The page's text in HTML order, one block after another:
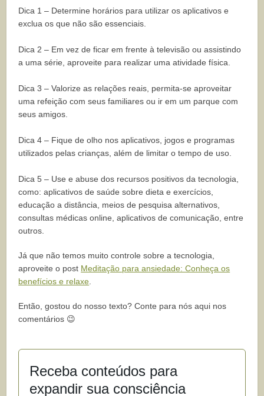
Dica 1 – Determine horários para utilizar os aplicativos e
exclua os que não são essenciais.
Dica 2 – Em vez de ficar em frente à televisão ou assistindo
a uma série, aproveite para realizar uma atividade física.
Dica 3 – Valorize as relações reais, permita-se aproveitar
uma refeição com seus familiares ou ir em um parque com
seus amigos.
Dica 4 – Fique de olho nos aplicativos, jogos e programas
utilizados pelas crianças, além de limitar o tempo de uso.
Dica 5 – Use e abuse dos recursos positivos da tecnologia,
como: aplicativos de saúde sobre dieta e exercícios,
educação a distância, meios de pesquisa alternativos,
consultas médicas online, aplicativos de comunicação, entre
outros.
Já que não temos muito controle sobre a tecnologia,
aproveite o post Meditação para ansiedade: Conheça os
benefícios e relaxe
Então, gostou do nosso texto? Conte para nós aqui nos
comentários 😉
Receba conteúdos para
expandir sua consciência